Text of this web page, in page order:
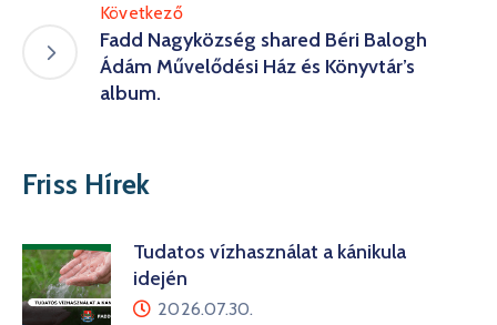
Következő
Fadd Nagyközség shared Béri Balogh
Ádám Művelődési Ház és Könyvtár’s
album.
Friss Hírek
Tudatos vízhasználat a kánikula
idején
2026.07.30.